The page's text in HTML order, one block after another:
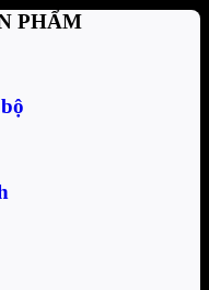
PHẨM